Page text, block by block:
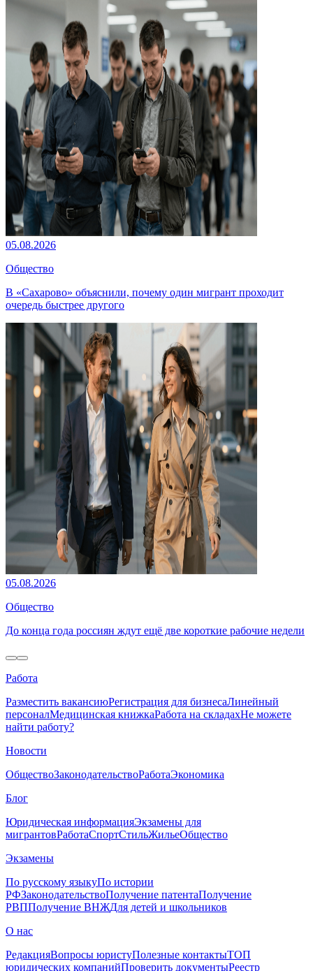
05.08.2026
Общество
В «Сахарово» объяснили, почему один мигрант проходит
очередь быстрее другого
05.08.2026
Общество
До конца года россиян ждут ещё две короткие рабочие недели
Работа
Разместить вакансиюРегистрация для бизнесаЛинейный
персоналМедицинская книжкаРабота на складахНе можете
найти работу?
Новости
ОбществоЗаконодательствоРаботаЭкономика
Блог
Юридическая информацияЭкзамены для
мигрантовРаботаСпортСтильЖильеОбщество
Экзамены
По русскому языкуПо истории
РФЗаконодательствоПолучение патентаПолучение
РВППолучение ВНЖДля детей и школьников
О нас
РедакцияВопросы юристуПолезные контактыТОП
юридических компанийПроверить документыРеестр